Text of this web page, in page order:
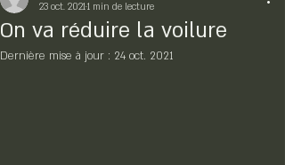
On va réduire la voilure
23 oct. 20211 min de lecture
Dernière mise à jour : 24 oct. 2021